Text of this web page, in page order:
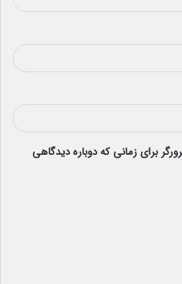
برای زمانی که دوباره دیدگاهی